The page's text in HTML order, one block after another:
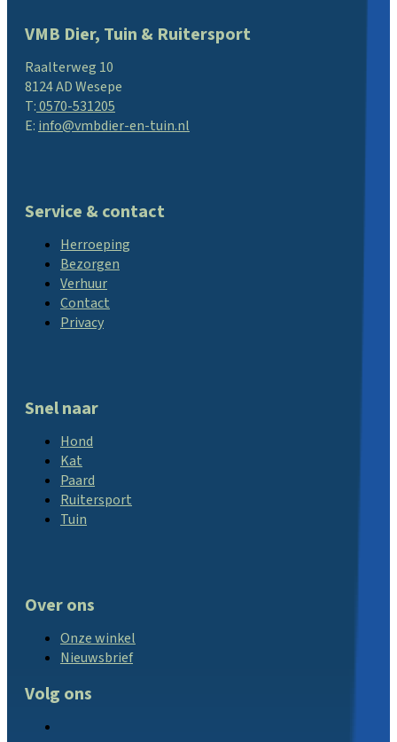
VMB Dier, Tuin & Ruitersport
Raalterweg 10
8124 AD Wesepe
T:0570-531205
E: info@vmbdier-en-tuin.nl
Service & contact
Herroeping
Bezorgen
Verhuur
Contact
Privacy
Snel naar
Hond
Kat
Paard
Ruitersport
Tuin
Over ons
Onze winkel
Nieuwsbrief
Volg ons